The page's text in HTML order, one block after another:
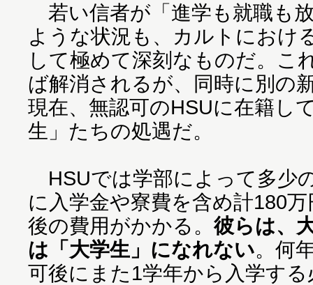
若い信者が「進学も就職も
ような状況も、カルトにおけ
して極めて深刻なものだ。こ
ば解消されるが、同時に別の
現在、無認可のHSUに在籍し
生」たちの処遇だ。
HSUでは学部によって多少
に入学金や寮費を含め計180
後の費用がかかる。彼らは、
は「大学生」になれない。何
可後にまた1学年から入学す